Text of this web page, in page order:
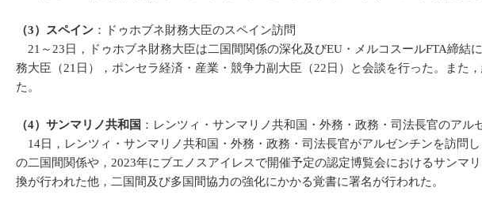
（3）スペイン ：ドゥホブネ財務大臣のスペイン訪問
21～23日，ドゥホブネ財務大臣は二国間関係の深化及びEU・メルコスールFTA締
務大臣（21日），ポンセラ経済・産業・競争力副大臣（22日）と会談を行った。また
た。
（4）サンマリノ共和国 ：レンツィ・サンマリノ共和国・外務・政務・司法長官のアル
14日，レンツィ・サンマリノ共和国・外務・政務・司法長官がアルゼンチンを訪問
の二国間関係や，2023年にブエノスアイレスで開催予定の認定博覧会におけるサン
換が行われた他，二国間及び多国間協力の強化にかかる覚書に署名が行われた。